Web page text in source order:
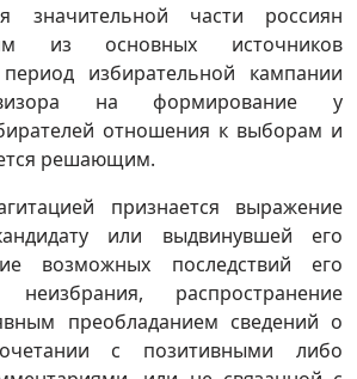
значительной части россиян
из основных источников
избирательной кампании
на формирование у
отношения к выборам и
решающим.
признается выражение
или выдвинувшей его
возможных последствий его
распространение
преобладанием сведений о
с позитивными либо